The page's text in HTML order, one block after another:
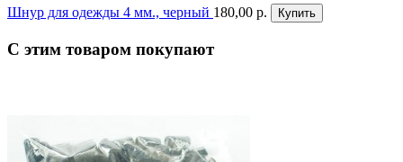
Шнур для одежды 4 мм., черный 180,00 р. Купить
С этим товаром покупают